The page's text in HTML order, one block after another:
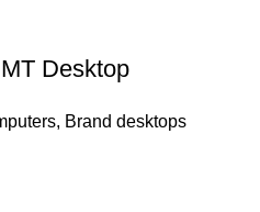
Desktop
, Brand desktops